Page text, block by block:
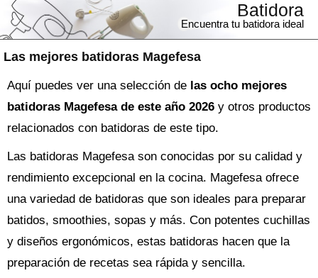
Las mejores batidoras Magefesa
Batidora
Encuentra tu batidora ideal
Aquí puedes ver una selección de las ocho mejores
batidoras Magefesa de este año 2026 y otros productos
relacionados con batidoras de este tipo.
Las batidoras Magefesa son conocidas por su calidad y
rendimiento excepcional en la cocina. Magefesa ofrece
una variedad de batidoras que son ideales para preparar
batidos, smoothies, sopas y más. Con potentes cuchillas
y diseños ergonómicos, estas batidoras hacen que la
preparación de recetas sea rápida y sencilla.